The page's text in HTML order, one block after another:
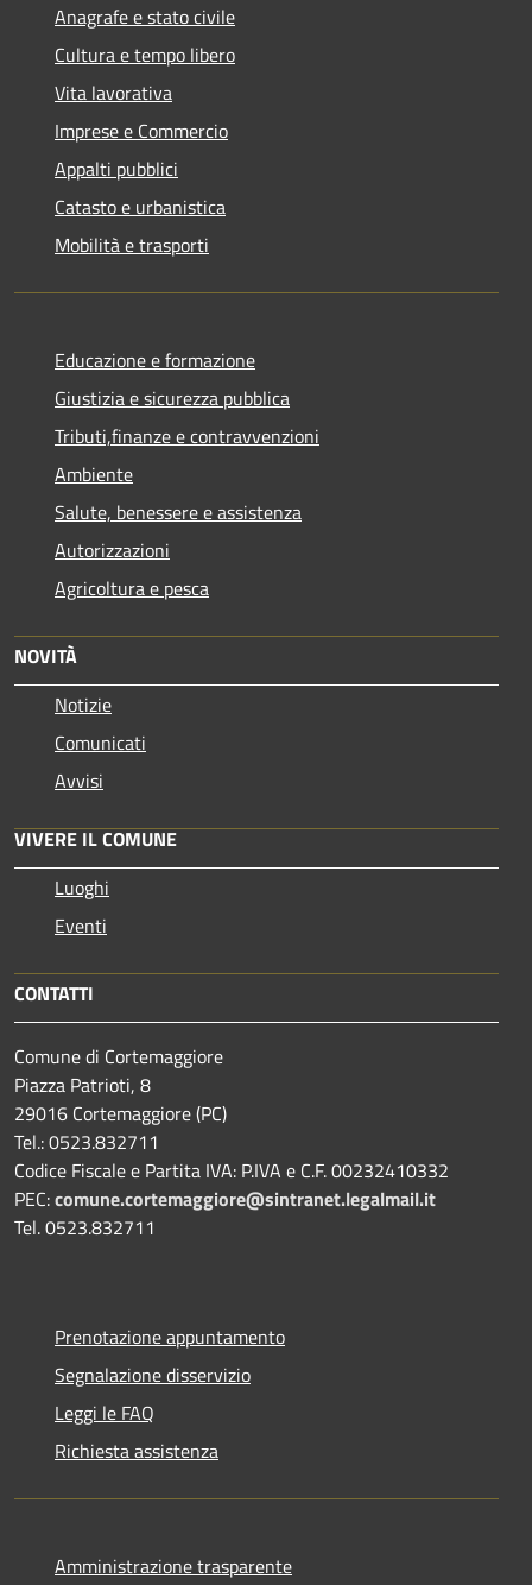
Anagrafe e stato civile
Cultura e tempo libero
Vita lavorativa
Imprese e Commercio
Appalti pubblici
Catasto e urbanistica
Mobilità e trasporti
Educazione e formazione
Giustizia e sicurezza pubblica
Tributi,finanze e contravvenzioni
Ambiente
Salute, benessere e assistenza
Autorizzazioni
Agricoltura e pesca
NOVITÀ
Notizie
Comunicati
Avvisi
VIVERE IL COMUNE
Luoghi
Eventi
CONTATTI
Comune di Cortemaggiore
Piazza Patrioti, 8
29016 Cortemaggiore (PC)
Tel.: 0523.832711
Codice Fiscale e Partita IVA: P.IVA e C.F. 00232410332
PEC:comune.cortemaggiore@sintranet.legalmail.it
Tel. 0523.832711
Prenotazione appuntamento
Segnalazione disservizio
Leggi le FAQ
Richiesta assistenza
Amministrazione trasparente